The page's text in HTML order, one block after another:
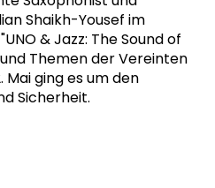
Shaikh-Yousef im
& Jazz: The Sound of
Themen der Vereinten
Mai ging es um den
Sicherheit.